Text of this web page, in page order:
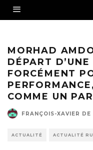
MORHAD
DÉPART D’UNE
FORCÉMENT
COMME UN
FRANÇOIS-XAVIER
ACTUALITÉ ACTUALITÉ